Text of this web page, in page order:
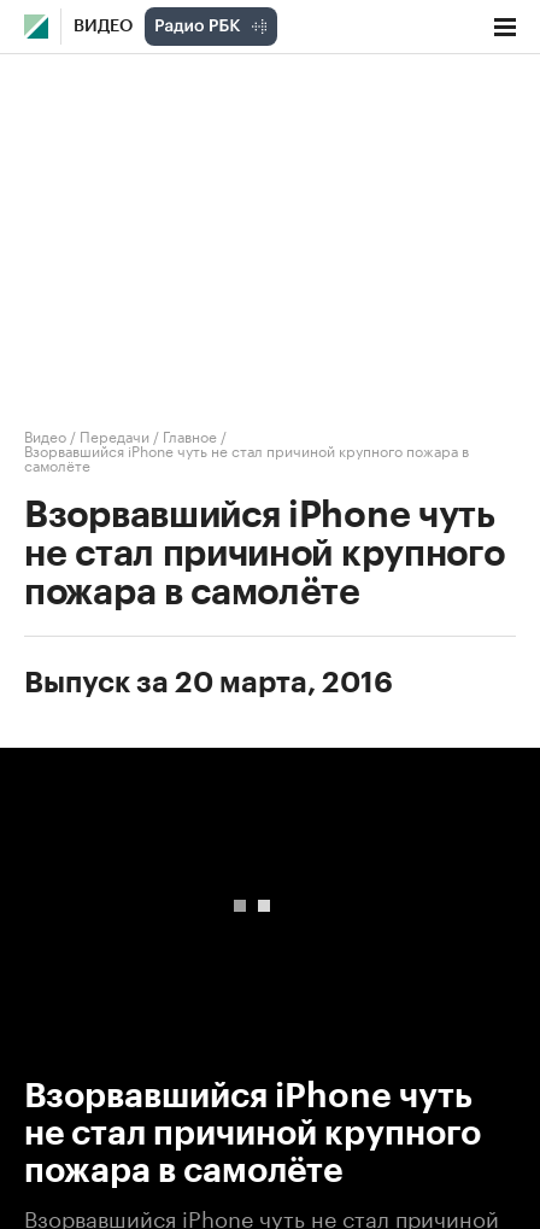
ВИДЕО
Видео / Передачи / Главное /
Взорвавшийся iPhone чуть не стал причиной крупного пожара в
самолёте
Взорвавшийся iPhone чуть
не стал причиной крупного
пожара в самолёте
Выпуск за 20 марта, 2016
Взорвавшийся iPhone чуть
не стал причиной крупного
пожара в самолёте
Взорвавшийся iPhone чуть не стал причиной